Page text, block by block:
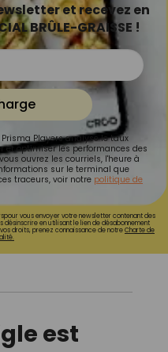
et recevez en
BRÛLE-GRAISSE !
Players analyse le taux
et optimiser les performances des
ouvrez les courriels, l'heure à
sur le terminal que
traceurs, voir notre politique de
vous envoyer votre newsletter contenant des
en utilisant le lien de désabonnement
droits, prenez connaissance de notreCharte de
est